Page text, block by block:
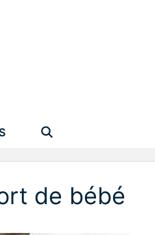
de bébé